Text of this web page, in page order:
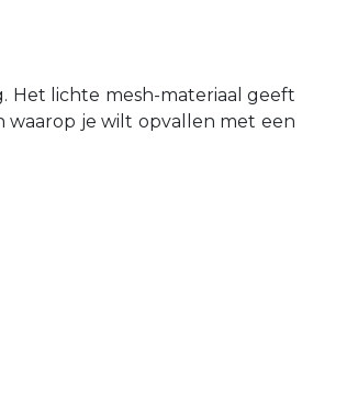
Het lichte mesh-materiaal geeft
je wilt opvallen met een